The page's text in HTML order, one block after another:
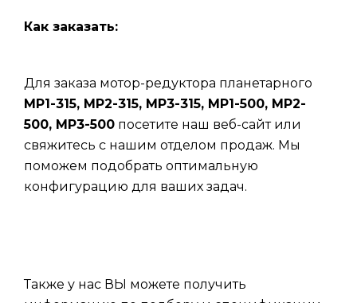
Как заказать:
Для заказа мотор-редуктора планетарного
МР1-315, МР2-315, МР3-315, МР1-500, МР2-
500, МР3-500 посетите наш веб-сайт или
свяжитесь с нашим отделом продаж. Мы
поможем подобрать оптимальную
конфигурацию для ваших задач.
Также у нас ВЫ можете получить